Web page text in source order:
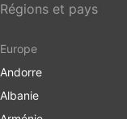
Régions et pays
Europe
Andorre
Albanie